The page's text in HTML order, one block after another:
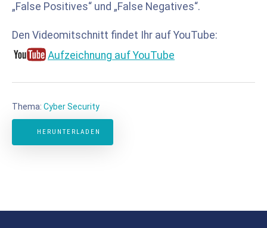
„False Positives“ und „False Negatives“.
Den Videomitschnitt findet Ihr auf YouTube:
Aufzeichnung auf YouTube
Thema: Cyber Security
HERUNTERLADEN